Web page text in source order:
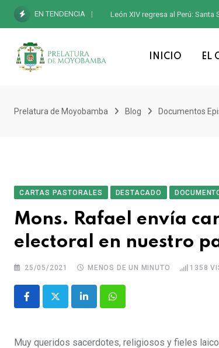
EN TENDENCIA León XIV regresa al Perú:
INICIO EL
Prelatura de Moyobamba Blog Documentos
CARTAS PASTORALES DESTACADO
Mons. Rafael envía
electoral en nuestro
25/05/2021 MENOS DE UN MINUTO 1358
Muy queridos sacerdotes, religiosos y fieles